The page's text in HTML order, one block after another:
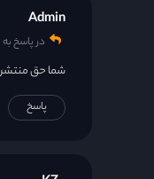
Admin
در پاسخ به
شما حق منتشر
پاسخ